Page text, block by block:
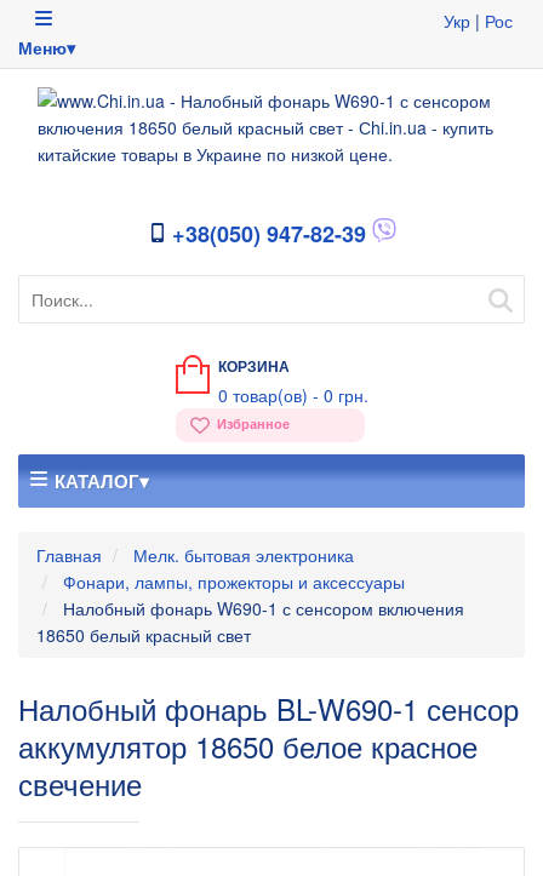
Меню▾
Укр | Рос
+38(050) 947-82-39
КОРЗИНА
0 товар(ов) - 0 грн.
Избранное
КАТАЛОГ▾
Главная
Мелк. бытовая электроника
Фонари, лампы, прожекторы и аксессуары
Налобный фонарь W690-1 с сенсором включения
18650 белый красный свет
Налобный фонарь BL-W690-1 сенсор
аккумулятор 18650 белое красное
свечение